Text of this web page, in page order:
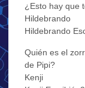
¿Esto hay que
Hildebrando
Hildebrando
Quién es el
de Pipi?
Kenji